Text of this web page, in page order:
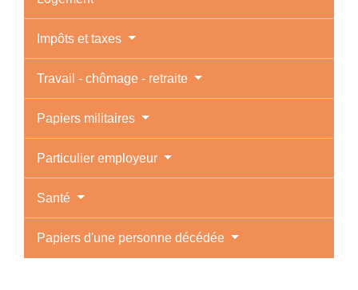
Impôts et taxes
Travail - chômage - retraite
Papiers militaires
Particulier employeur
Santé
Papiers d'une personne décédée